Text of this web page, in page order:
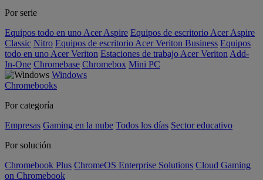
Por serie
Equipos todo en uno Acer Aspire Equipos de escritorio Acer Aspire
Classic Nitro Equipos de escritorio Acer Veriton Business Equipos
todo en uno Acer Veriton Estaciones de trabajo Acer Veriton Add-
In-One Chromebase Chromebox Mini PC
Windows
Chromebooks
Por categoría
Empresas Gaming en la nube Todos los días Sector educativo
Por solución
Chromebook Plus ChromeOS Enterprise Solutions Cloud Gaming
on Chromebook